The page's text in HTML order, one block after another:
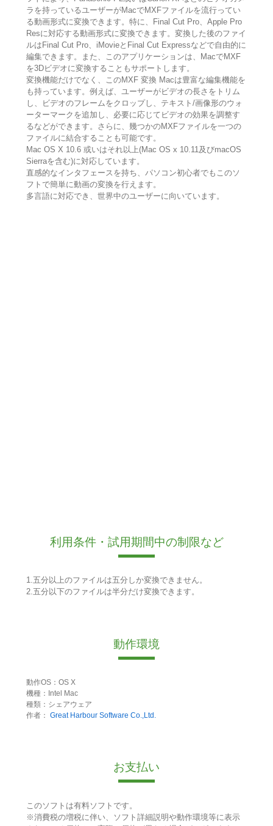
ラを持っているユーザーがMacでMXFファイルを流行ってい
る動画形式に変換できます。特に、Final Cut Pro、Apple Pro
Resに対応する動画形式に変換できます。変換した後のファイ
ルはFinal Cut Pro、iMovieとFinal Cut Expressなどで自由的に
編集できます。また、このアプリケーションは、MacでMXF
を3Dビデオに変換することもサポートします。
変換機能だけでなく、このMXF 変換 Macは豊富な編集機能を
も持っています。例えば、ユーザーがビデオの長さをトリム
し、ビデオのフレームをクロップし、テキスト/画像形のウォ
ーターマークを追加し、必要に応じてビデオの効果を調整す
るなどができます。さらに、幾つかのMXFファイルを一つの
ファイルに結合することも可能です。
Mac OS X 10.6 或いはそれ以上(Mac OS x 10.11及びmacOS
Sierraを含む)に対応しています。
直感的なインタフェースを持ち、パソコン初心者でもこのソ
フトで簡単に動画の変換を行えます。
多言語に対応でき、世界中のユーザーに向いています。
利用条件・試用期間中の制限など
1.五分以上のファイルは五分しか変換できません。
2.五分以下のファイルは半分だけ変換できます。
動作環境
動作OS：OS X
機種：Intel Mac
種類：シェアウェア
作者： Great Harbour Software Co.,Ltd.
お支払い
このソフトは有料ソフトです。
※消費税の増税に伴い、ソフト詳細説明や動作環境等に表示